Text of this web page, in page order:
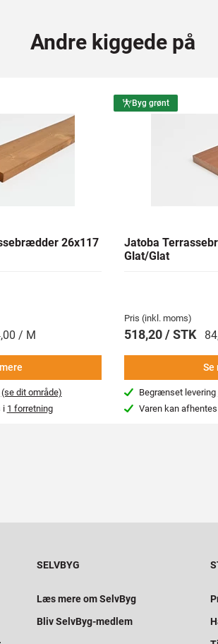
Andre kiggede på
26x117
/ M
(se dit område)
i 1 forretning
Byg grønt
Jatoba
Glat/Glat
Pris (inkl. moms)
518,20 / STK
Se
Begrænset levering
Varen kan
SELVBYG
Læs mere om SelvByg
Bliv SelvByg-medlem